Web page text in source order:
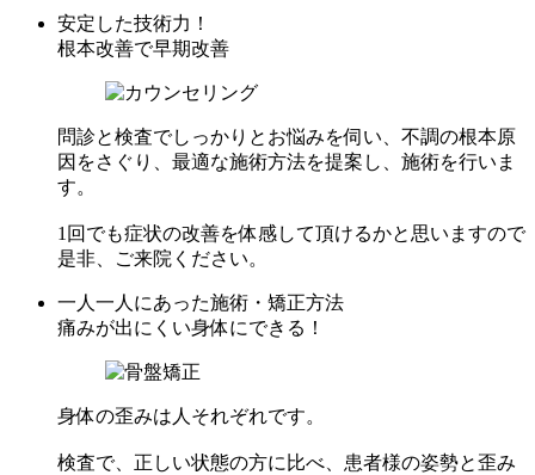
安定した技術力！
根本改善で早期改善
問診と検査でしっかりとお悩みを伺い、不調の根本原
因をさぐり、最適な施術方法を提案し、施術を行いま
す。
1回でも症状の改善を体感して頂けるかと思いますので
是非、ご来院ください。
一人一人にあった施術・矯正方法
痛みが出にくい身体にできる！
身体の歪みは人それぞれです。
検査で、正しい状態の方に比べ、患者様の姿勢と歪み